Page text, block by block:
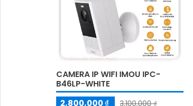
CAMERA IP WIFI IMOU IPC-
B46LP-WHITE
2,800,000 ₫
3,100,000 ₫